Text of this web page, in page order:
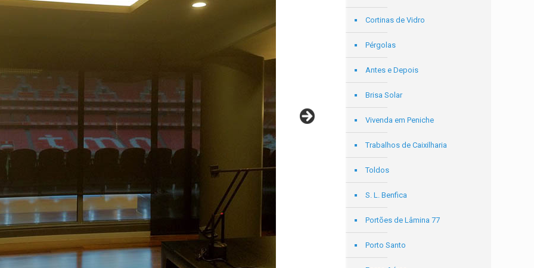
Cortinas de Vidro
Pérgolas
Antes e Depois
Brisa Solar
Vivenda em Peniche
Trabalhos de Caixilharia
Toldos
S. L. Benfica
Portões de Lâmina 77
Porto Santo